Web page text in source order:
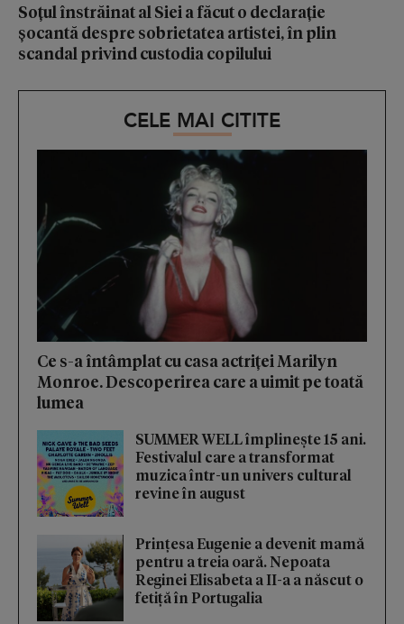
Soțul înstrăinat al Siei a făcut o declarație
șocantă despre sobrietatea artistei, în plin
scandal privind custodia copilului
CELE MAI CITITE
Ce s-a întâmplat cu casa actriței Marilyn
Monroe. Descoperirea care a uimit pe toată
lumea
SUMMER WELL împlinește 15 ani.
Festivalul care a transformat
muzica într-un univers cultural
revine în august
Prințesa Eugenie a devenit mamă
pentru a treia oară. Nepoata
Reginei Elisabeta a II-a a născut o
fetiță în Portugalia